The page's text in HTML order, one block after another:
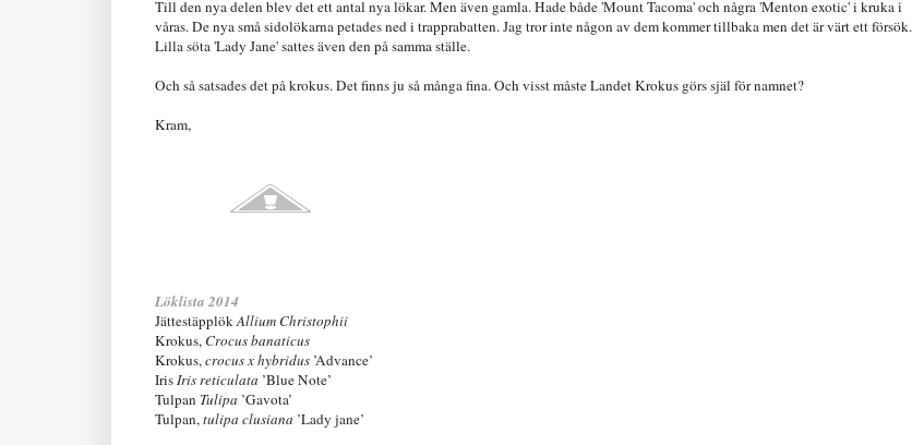
Till den nya delen blev det ett antal nya lökar. Men även gamla. Hade både 'Mount Tacoma' och några 'Menton exotic' i kruka i
våras. De nya små sidolökarna petades ned i trapprabatten. Jag tror inte någon av dem kommer tillbaka men det är värt ett försök.
Lilla söta 'Lady Jane' sattes även den på samma ställe.
Och så satsades det på krokus. Det finns ju så många fina. Och visst måste Landet Krokus görs själ för namnet?
Kram,
Löklista 2014
Jättestäpplök Allium Christophii
Krokus, Crocus banaticus
Krokus, crocus x hybridus ’Advance’
Iris Iris reticulata ’Blue Note’
Tulpan Tulipa ’Gavota’
Tulpan, tulipa clusiana ’Lady jane’